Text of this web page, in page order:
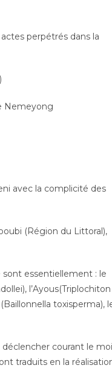
perpétrés dans la
Nemeyong
avec la complicité des
(Région du Littoral),
sont essentiellement : le
l’Ayous(Triplochiton
toxisperma),
déclencher courant le
traduits en la